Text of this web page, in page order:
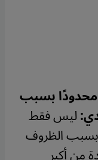
محدودًا بسبب
ليس فقط
الظروف